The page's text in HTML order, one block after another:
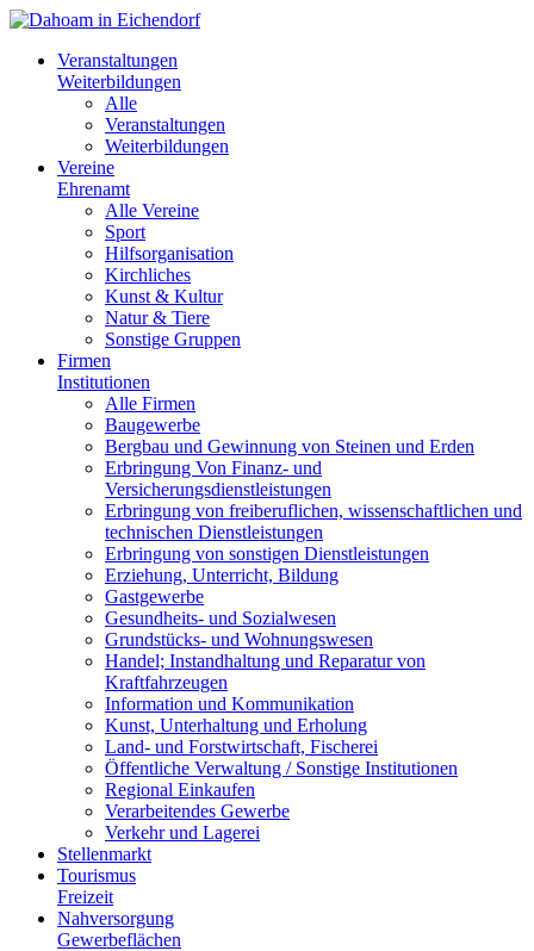
Veranstaltungen
Weiterbildungen
Alle
Veranstaltungen
Weiterbildungen
Vereine
Ehrenamt
Alle Vereine
Sport
Hilfsorganisation
Kirchliches
Kunst & Kultur
Natur & Tiere
Sonstige Gruppen
Firmen
Institutionen
Alle Firmen
Baugewerbe
Bergbau und Gewinnung von Steinen und Erden
Erbringung Von Finanz- und
Versicherungsdienstleistungen
Erbringung von freiberuflichen, wissenschaftlichen und
technischen Dienstleistungen
Erbringung von sonstigen Dienstleistungen
Erziehung, Unterricht, Bildung
Gastgewerbe
Gesundheits- und Sozialwesen
Grundstücks- und Wohnungswesen
Handel; Instandhaltung und Reparatur von
Kraftfahrzeugen
Information und Kommunikation
Kunst, Unterhaltung und Erholung
Land- und Forstwirtschaft, Fischerei
Öffentliche Verwaltung / Sonstige Institutionen
Regional Einkaufen
Verarbeitendes Gewerbe
Verkehr und Lagerei
Stellenmarkt
Tourismus
Freizeit
Nahversorgung
Gewerbeflächen